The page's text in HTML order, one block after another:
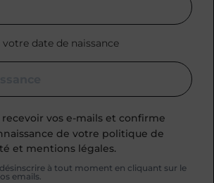
date de naissance
vos e-mails et confirme
de votre politique de
et mentions légales.
à tout moment en cliquant sur le
emails.